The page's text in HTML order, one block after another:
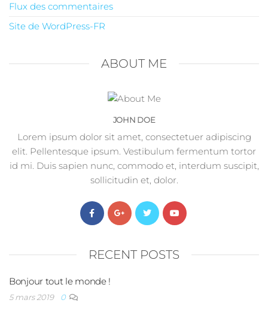
Flux des commentaires
Site de WordPress-FR
ABOUT ME
JOHN DOE
Lorem ipsum dolor sit amet, consectetuer adipiscing
elit. Pellentesque ipsum. Vestibulum fermentum tortor
id mi. Duis sapien nunc, commodo et, interdum suscipit,
sollicitudin et, dolor.
RECENT POSTS
Bonjour tout le monde !
5 mars 2019 0